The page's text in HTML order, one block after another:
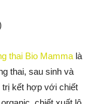
thai Bio Mamma là
thai, sau sinh và
trị kết hợp với chiết